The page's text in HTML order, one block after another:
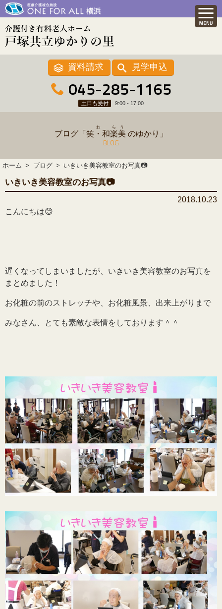
資料請求 見学申込
045-285-1165
土日も受付 9:00 - 17:00
ブログ「 笑・和
わ
楽
ら
美
う
のゆかり」
BLOG
ホーム ブログ いきいき美容教室のお写真📷
いきいき美容教室のお写真📷
2018.10.23
こんにちは😊
遅くなってしまいましたが、いきいき美容教室のお写真を
まとめました！
お化粧の前のストレッチや、お化粧風景、出来上がりまで
みなさん、とても素敵な表情をしております＾＾